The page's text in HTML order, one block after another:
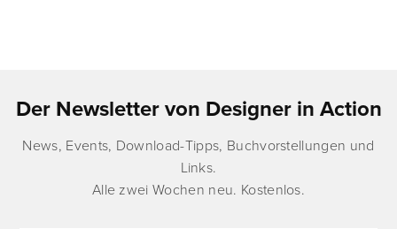
Der Newsletter von Designer in Action
News, Events, Download-Tipps, Buchvorstellungen und
Links.
Alle zwei Wochen neu. Kostenlos.